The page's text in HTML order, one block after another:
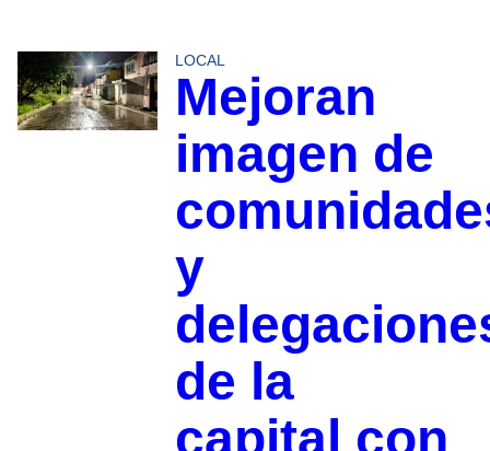
LOCAL
Mejoran
imagen de
y
de la
capital con